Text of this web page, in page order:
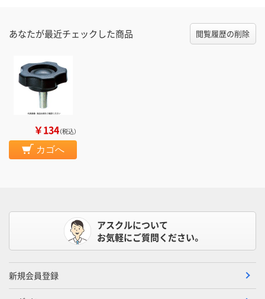
あなたが最近チェックした商品 閲覧履歴の削除
￥134（税込）
カゴへ
アスクルについて
お気軽にご質問ください。
新規会員登録